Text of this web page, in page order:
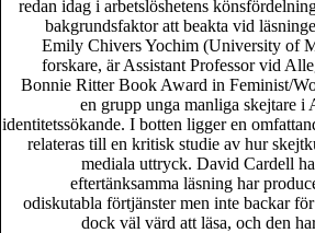
redan idag i arbetslöshetens
bakgrundsfaktor att beakta vid
Emily Chivers Yochim (University of
forskare, är Assistant Professor vid
Bonnie Ritter Book Award in Feminist/
en grupp unga manliga skejtare
identitetssökande. I botten ligger en
relateras till en kritisk studie av hur
mediala uttryck. David Cardell
eftertänksamma läsning har
odiskutabla förtjänster men inte backar
dock väl värd att läsa, och den